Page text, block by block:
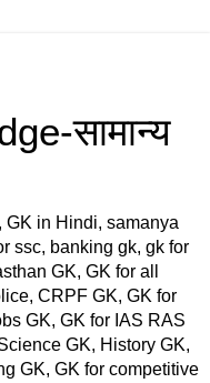
सामान्य
in Hindi, samanya
ssc, banking gk, gk for
GK, GK for all
CRPF GK, GK for
GK, GK for IAS RAS
GK, History GK,
GK, GK for competitive